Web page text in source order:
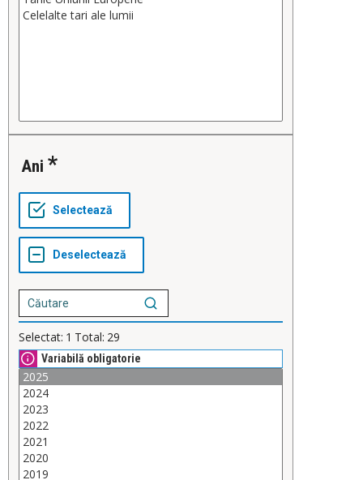
Ani
Selectat: 1 Total: 29
Variabilă obligatorie